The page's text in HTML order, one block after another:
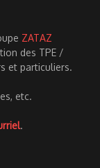
ZATAZ
des TPE /
et particuliers.
etc.
.